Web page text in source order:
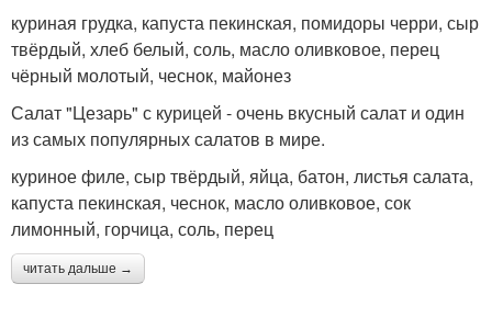
куриная грудка, капуста пекинская, помидоры черри, сыр
твёрдый, хлеб белый, соль, масло оливковое, перец
чёрный молотый, чеснок, майонез
Салат "Цезарь" с курицей - очень вкусный салат и один
из самых популярных салатов в мире.
куриное филе, сыр твёрдый, яйца, батон, листья салата,
капуста пекинская, чеснок, масло оливковое, сок
лимонный, горчица, соль, перец
читать дальше →